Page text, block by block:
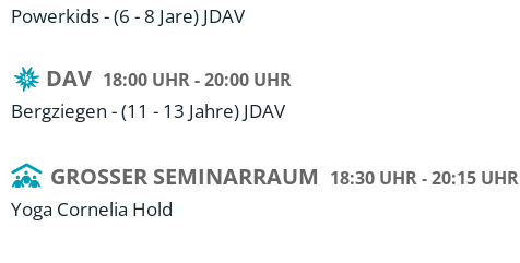
Powerkids - (6 - 8 Jare) JDAV
DAV 18:00 UHR - 20:00 UHR
Bergziegen - (11 - 13 Jahre) JDAV
GROSSER SEMINARRAUM 18:30 UHR - 20:15 UHR
Yoga Cornelia Hold